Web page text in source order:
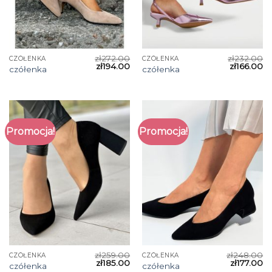
CZÓŁENKA
czółenka
zł272.00
zł194.00
CZÓŁENKA
czółenka
zł232.00
zł166.00
Promocja!
CZÓŁENKA
czółenka
zł259.00
zł185.00
Promocja!
CZÓŁENKA
czółenka
zł248.00
zł177.00